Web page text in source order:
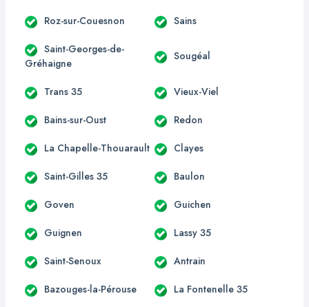
Roz-sur-Couesnon Sains
Saint-Georges-de-
Gréhaigne
Sougéal
Trans 35 Vieux-Viel
Bains-sur-Oust Redon
La Chapelle-Thouarault Clayes
Saint-Gilles 35 Baulon
Goven Guichen
Guignen Lassy 35
Saint-Senoux Antrain
Bazouges-la-Pérouse La Fontenelle 35